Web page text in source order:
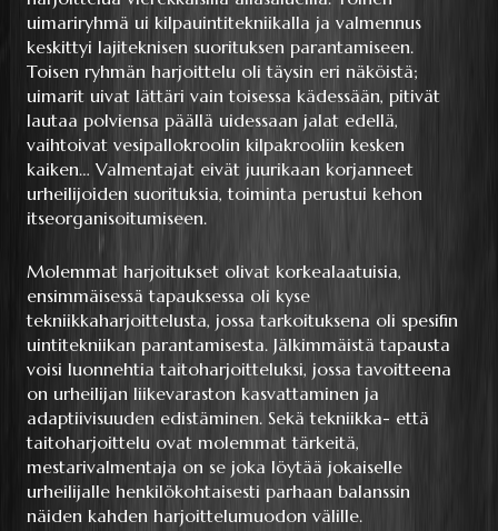
uimariryhmä ui kilpauintitekniikalla ja valmennus
keskittyi lajiteknisen suorituksen parantamiseen.
Toisen ryhmän harjoittelu oli täysin eri näköistä;
uimarit uivat lättäri vain toisessa kädessään, pitivät
lautaa polviensa päällä uidessaan jalat edellä,
vaihtoivat vesipallokroolin kilpakrooliin kesken
kaiken… Valmentajat eivät juurikaan korjanneet
urheilijoiden suorituksia, toiminta perustui kehon
itseorganisoitumiseen.
Molemmat harjoitukset olivat korkealaatuisia,
ensimmäisessä tapauksessa oli kyse
tekniikkaharjoittelusta, jossa tarkoituksena oli spesifin
uintitekniikan parantamisesta. Jälkimmäistä tapausta
voisi luonnehtia taitoharjoitteluksi, jossa tavoitteena
on urheilijan liikevaraston kasvattaminen ja
adaptiivisuuden edistäminen. Sekä tekniikka- että
taitoharjoittelu ovat molemmat tärkeitä,
mestarivalmentaja on se joka löytää jokaiselle
urheilijalle henkilökohtaisesti parhaan balanssin
näiden kahden harjoittelumuodon välille.